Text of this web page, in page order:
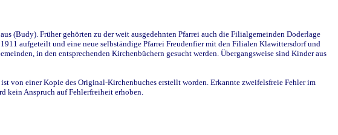
(Budy). Früher gehörten zu der weit ausgedehnten Pfarrei auch die Filialgemeinden Doderlage
aufgeteilt und eine neue selbständige Pfarrei Freudenfier mit den Filialen Klawittersdorf und
in den entsprechenden Kirchenbüchern gesucht werden. Übergangsweise sind Kinder aus
von einer Kopie des Original-Kirchenbuches erstellt worden. Erkannte zweifelsfreie Fehler im
kein Anspruch auf Fehlerfreiheit erhoben.